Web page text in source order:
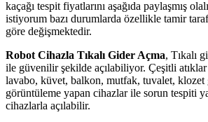
kaçağı tespit fiyatlarını aşağıda paylaşmış
istiyorum bazı durumlarda özellikle tamir
göre değişmektedir.
Robot Cihazla Tıkalı Gider Açma, Tıkalı
ile güvenilir şekilde açılabiliyor. Çeşitli atıklar
lavabo, küvet, balkon, mutfak, tuvalet,
görüntüleme yapan cihazlar ile sorun tespiti
cihazlarla açılabilir.